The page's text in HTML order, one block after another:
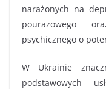
narażonych na
pourazowego
psychicznego o
W Ukrainie
podstawowych